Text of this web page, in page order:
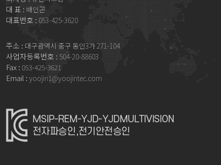
대 표 : 배인곤
대표번호 : 053-425-3620
주소 : 대구광역시 중구 동인3가 271-104
사업자등록번호 : 504-20-88603
Fax : 053-425-3621
Email : yoojin1@yoojintec.com